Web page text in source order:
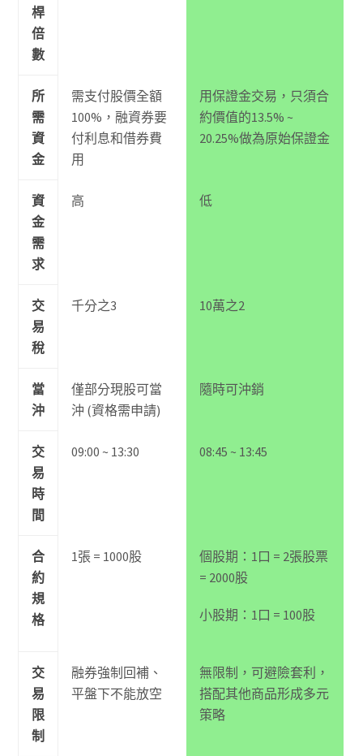
桿
倍
數
所
需
資
金
需支付股價全額
100%，融資券要
付利息和借券費
用
用保證金交易，只須合
約價值的13.5% ~
20.25%做為原始保證金
資
金
需
求
高 低
交
易
稅
千分之3 10萬之2
當
沖
僅部分現股可當
沖 (資格需申請)
隨時可沖銷
交
易
時
間
09:00 ~ 13:30 08:45 ~ 13:45
合
約
規
格
1張 = 1000股
個股期：1口 = 2張股票
= 2000股
小股期：1口 = 100股
交
易
限
制
融券強制回補、
平盤下不能放空
無限制，可避險套利，
搭配其他商品形成多元
策略